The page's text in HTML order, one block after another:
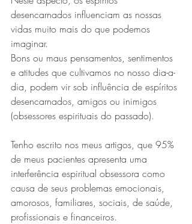
desencarnados influenciam as nossas
vidas muito mais do que podemos
imaginar.
Bons ou maus pensamentos, sentimentos
e atitudes que cultivamos no nosso dia-a-
dia, podem vir sob influência de espíritos
desencarnados, amigos ou inimigos
(obsessores espirituais do passado).
Tenho escrito nos meus artigos, que 95%
de meus pacientes apresenta uma
interferência espiritual obsessora como
causa de seus problemas emocionais,
amorosos, familiares, sociais, de saúde,
profissionais e financeiros.